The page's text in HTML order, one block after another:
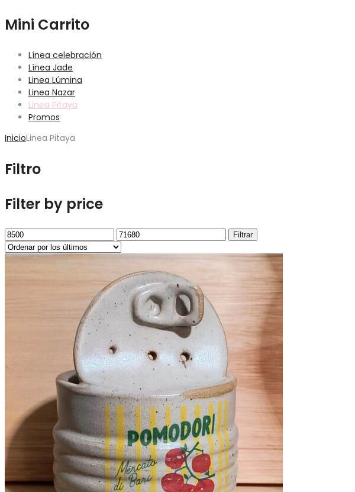
Mini Carrito
Línea celebración
Línea Jade
Linea Lúmina
Linea Nazar
Linea Pitaya
Promos
InicioLinea Pitaya
Filtro
Filter by price
Precio
mínimo
Precio
máximo
Filtrar